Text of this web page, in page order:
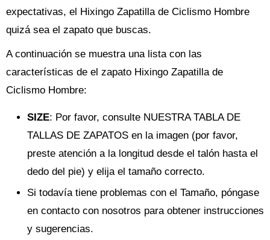
expectativas, el Hixingo Zapatilla de Ciclismo Hombre
quizá sea el zapato que buscas.
A continuación se muestra una lista con las
características de el zapato Hixingo Zapatilla de
Ciclismo Hombre:
SIZE: Por favor, consulte NUESTRA TABLA DE
TALLAS DE ZAPATOS en la imagen (por favor,
preste atención a la longitud desde el talón hasta el
dedo del pie) y elija el tamaño correcto.
Si todavía tiene problemas con el Tamaño, póngase
en contacto con nosotros para obtener instrucciones
y sugerencias.